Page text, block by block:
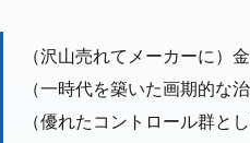
（沢山売れてメーカーに）
（一時代を築いた画期的な
（優れたコントロール群と